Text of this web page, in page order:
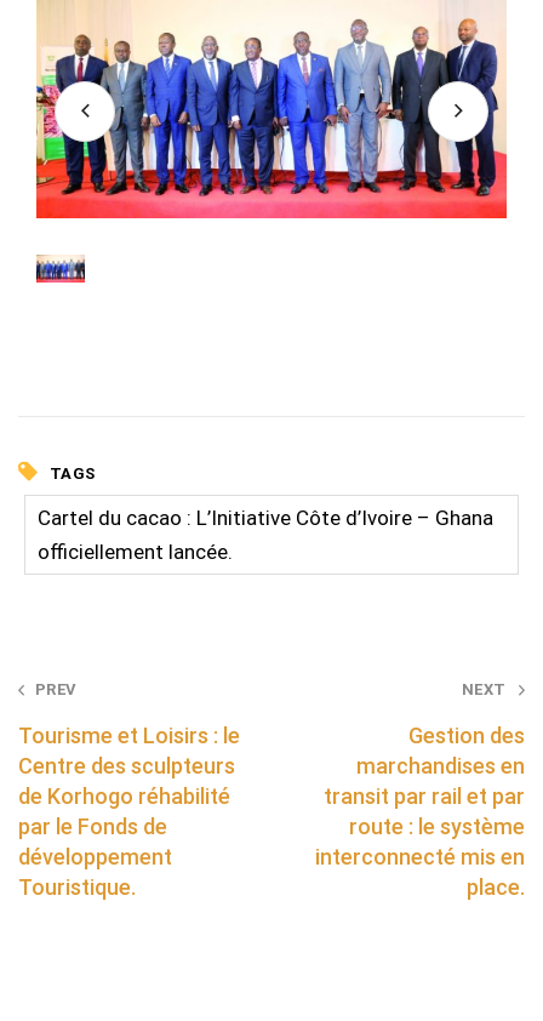
TAGS
Cartel du cacao : L’Initiative Côte d’Ivoire – Ghana
officiellement lancée.
Post
navigation
PREV
Tourisme et Loisirs : le
Centre des sculpteurs
de Korhogo réhabilité
par le Fonds de
développement
Touristique.
NEXT
Gestion des
marchandises en
transit par rail et par
route : le système
interconnecté mis en
place.